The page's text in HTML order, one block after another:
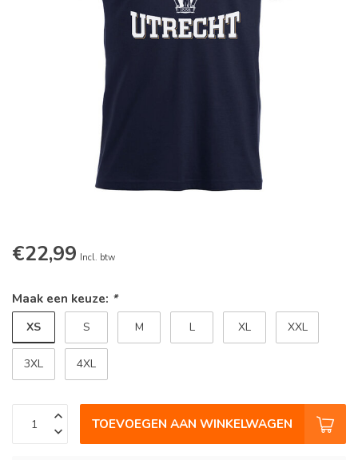
€22,99 Incl. btw
Maak een keuze: *
XS S M L XL XXL
3XL 4XL
TOEVOEGEN AAN WINKELWAGEN